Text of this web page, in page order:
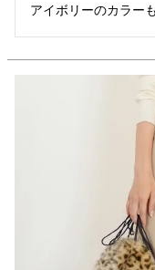
アイボリーのカラー